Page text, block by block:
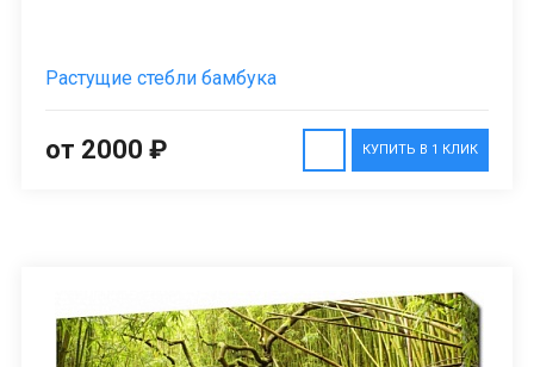
Растущие стебли бамбука
КУПИТЬ В 1 КЛИК
от 2000 ₽